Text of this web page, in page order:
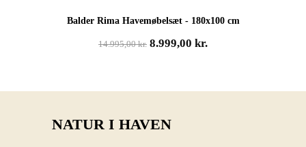
Balder Rima Havemøbelsæt - 180x100 cm
14.995,00kr. Den
8.999,00 kr.Den
NATUR I HAVEN